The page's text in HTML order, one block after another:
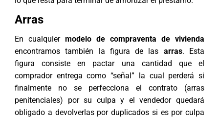
Arras
En cualquier modelo de compraventa de vivienda
encontramos también la figura de las arras. Esta
figura consiste en pactar una cantidad que el
comprador entrega como “señal” la cual perderá si
finalmente no se perfecciona el contrato (arras
penitenciales) por su culpa y el vendedor quedará
obligado a devolverlas por duplicados si es por culpa